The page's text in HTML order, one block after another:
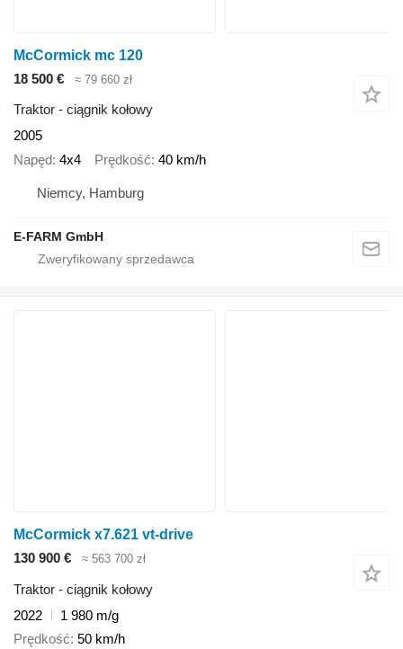
McCormick mc 120
18 500 €
≈ 79 660 zł
Traktor - ciągnik kołowy
2005
Napęd 4x4 Prędkość 40 km/h
Niemcy, Hamburg
E-FARM GmbH
McCormick x7.621 vt-drive
130 900 €
≈ 563 700 zł
Traktor - ciągnik kołowy
2022
1 980 m/g
Prędkość 50 km/h